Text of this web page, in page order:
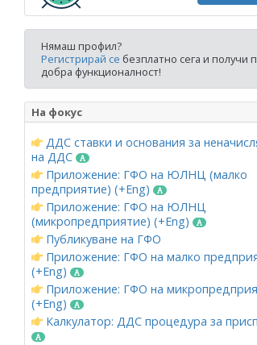
Нямаш профил?
Регистрирай се безплатно сега и получи
добра функционалност!
На фокус
ДДС ставки и основания за
на ДДС
Приложение: ГФО на ЮЛНЦ (малко
предприятие) (+Eng)
Приложение: ГФО на ЮЛНЦ
(микропредприятие) (+Eng)
Публикуване на ГФО
Приложение: ГФО на малко
(+Eng)
Приложение: ГФО на
(+Eng)
Калкулатор: ДДС процедура за